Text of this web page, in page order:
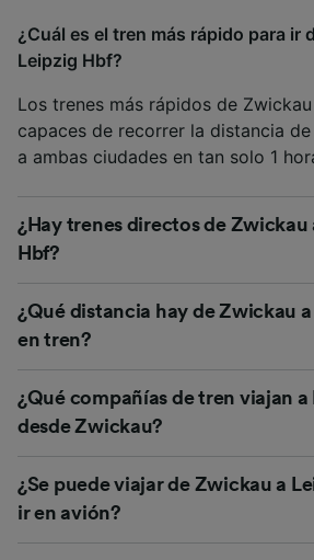
¿Cuál es el tren más rápido para ir
Leipzig Hbf?
Los trenes más rápidos de
capaces de recorrer la distancia
a ambas ciudades en tan solo 1
¿Hay trenes directos de Zwickau
Hbf?
¿Qué distancia hay de Zwickau
en tren?
¿Qué compañías de tren viajan
desde Zwickau?
¿Se puede viajar de Zwickau a
ir en avión?